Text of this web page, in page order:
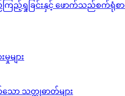
ရှုခြင်းနှင့် ဖောက်သည်စက်ရုံစာရ
များ
ော သတ္တုဓာတ်များ